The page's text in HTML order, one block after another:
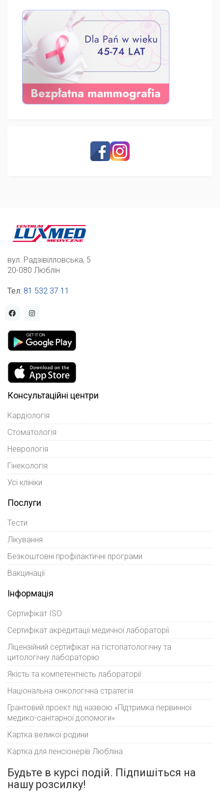
вул. Радзівілловська, 5
20-080 Люблін
Тел: 81 532 37 11
Консультаційні центри
Кардіологія
Стоматологія
Неврологія
Гінекологія
Усі клініки
Послуги
Тести
Лікування
Безкоштовні профілактичні програми
Вакцинації
Інформація
Сертифікат ISO
Сертифікат акредитації медичної лабораторії
Ліцензійний сертифікат на гістопатологічну та
цитологічну лабораторію
Якість та компетентність лабораторії
Національна онкологічна стратегія
Грантовий проект під назвою «Підтримка первинної
медико-санітарної допомоги»
Картка великої родини
Картка для пенсіонерів Любліна
Будьте в курсі подій. Підпишіться на
нашу розсилку!